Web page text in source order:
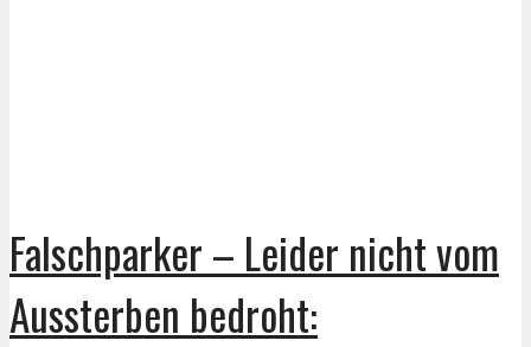
Falschparker – Leider nicht vom
Aussterben bedroht: